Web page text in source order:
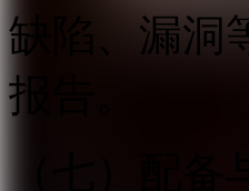
缺陷、漏洞
报告。